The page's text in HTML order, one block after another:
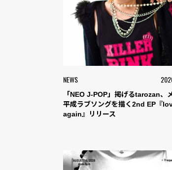
NEWS
「NEO J-POP」掲げるtarozan、
平成ラブソングを描く2nd EP『
again』リリース